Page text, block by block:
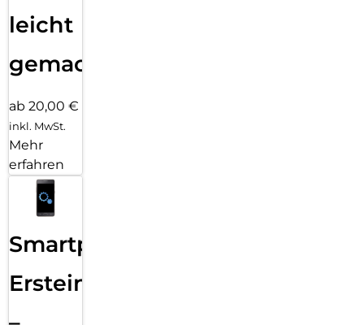
leicht
gemacht!
ab 20,00 €
inkl. MwSt.
Mehr
erfahren
Smartphone
Ersteinrichtung